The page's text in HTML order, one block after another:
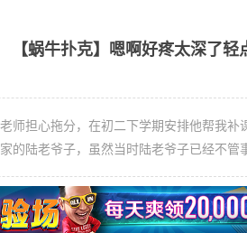
【蜗牛扑克】嗯啊好疼太深了
师担心拖分，在初二下学期安排他帮我
的陆老爷子，虽然当时陆老爷子已经不管